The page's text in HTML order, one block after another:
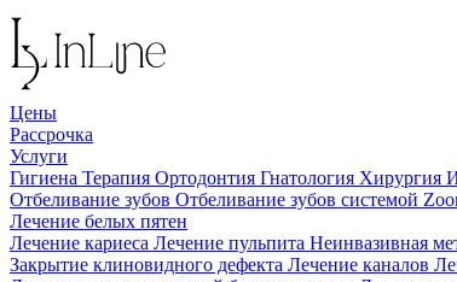
Цены
Рассрочка
Услуги
Гигиена Терапия Ортодонтия Гнатология Хирургия
Отбеливание зубов Отбеливание зубов системой
Лечение белых пятен
Лечение кариеса Лечение пульпита Неинвазивная
Закрытие клиновидного дефекта Лечение каналов